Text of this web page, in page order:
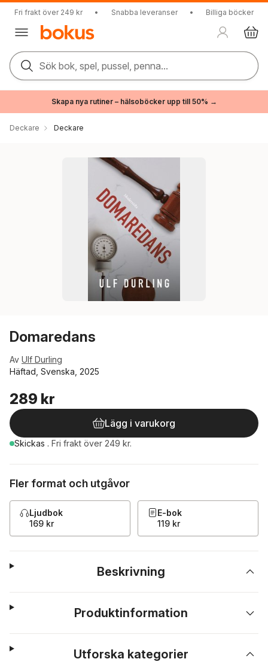
Fri frakt över 249 kr • Snabba leveranser • Billiga böcker
Sök bok, spel, pussel, penna...
Skapa nya rutiner – hälsoböcker upp till 50% →
Deckare Deckare
Domaredans
Av Ulf Durling
Häftad, Svenska, 2025
289 kr
Lägg i varukorg
Skickas . Fri frakt över 249 kr.
Fler format och utgåvor
Ljudbok
169 kr
E-bok
119 kr
Beskrivning
Produktinformation
Utforska kategorier